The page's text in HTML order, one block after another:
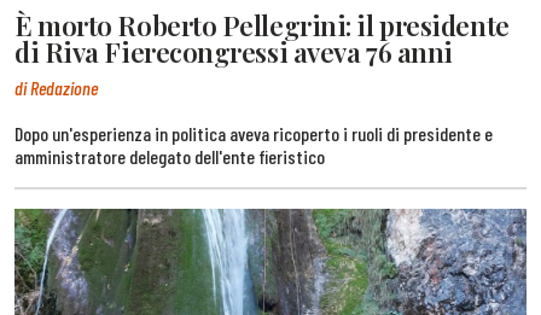
È morto Roberto Pellegrini: il presidente
di Riva Fierecongressi aveva 76 anni
di Redazione
Dopo un'esperienza in politica aveva ricoperto i ruoli di presidente e
amministratore delegato dell'ente fieristico